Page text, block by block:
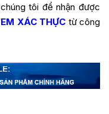
tôi để nhận được
XÁC THỰC từ công